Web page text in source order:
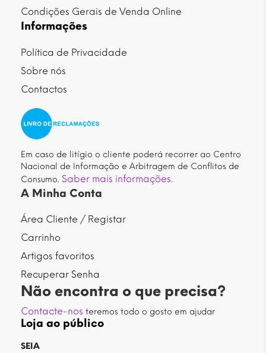
Condições Gerais de Venda Online
Informações
Política de Privacidade
Sobre nós
Contactos
Em caso de litígio o cliente poderá recorrer ao Centro
Nacional de Informação e Arbitragem de Conflitos de
Consumo. Saber mais informações.
A Minha Conta
Área Cliente / Registar
Carrinho
Artigos favoritos
Recuperar Senha
Não encontra o que precisa?
Contacte-nos teremos todo o gosto em ajudar
Loja ao público
SEIA